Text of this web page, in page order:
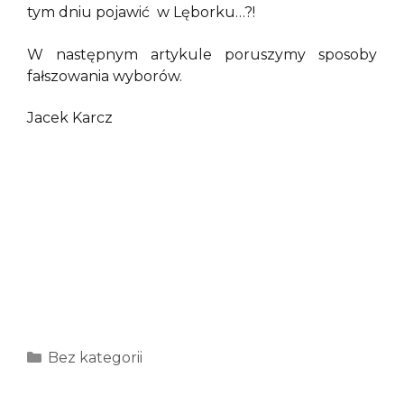
tym dniu pojawić w Lęborku…?!
W następnym artykule poruszymy sposoby
fałszowania wyborów.
Jacek Karcz
Kategorie
Bez kategorii